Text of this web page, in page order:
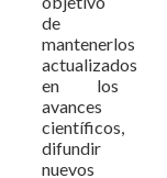
de
mantenerlos
actualizados
en los
avances
científicos,
difundir
nuevos